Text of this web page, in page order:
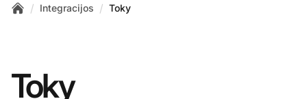
/ Integracijos / Toky
Toky